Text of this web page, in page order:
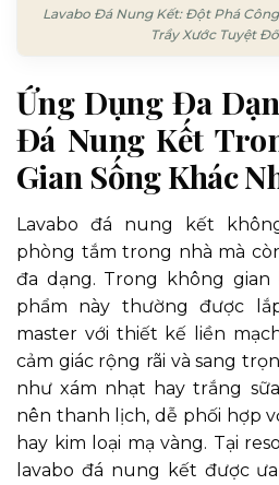
Lavabo Đá Nung Kết: Đột Phá
Trầy Xước Tuyệt
Ứng Dụng Đa
Đá Nung Kết
Gian Sống Khác
Lavabo đá nung kết
phòng tắm trong nhà mà
đa dạng. Trong không gian
phẩm này thường được
master với thiết kế liền
cảm giác rộng rãi và sang
như xám nhạt hay trắng
nên thanh lịch, dễ phối hợp
hay kim loại mạ vàng. Tại
lavabo đá nung kết được